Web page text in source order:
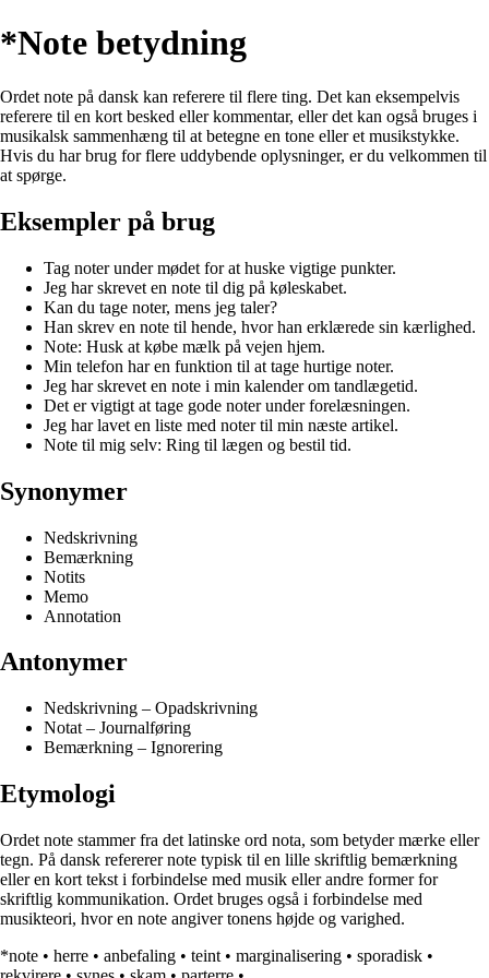
*Note betydning
Ordet note på dansk kan referere til flere ting. Det kan eksempelvis
referere til en kort besked eller kommentar, eller det kan også bruges i
musikalsk sammenhæng til at betegne en tone eller et musikstykke.
Hvis du har brug for flere uddybende oplysninger, er du velkommen til
at spørge.
Eksempler på brug
Tag noter under mødet for at huske vigtige punkter.
Jeg har skrevet en note til dig på køleskabet.
Kan du tage noter, mens jeg taler?
Han skrev en note til hende, hvor han erklærede sin kærlighed.
Note: Husk at købe mælk på vejen hjem.
Min telefon har en funktion til at tage hurtige noter.
Jeg har skrevet en note i min kalender om tandlægetid.
Det er vigtigt at tage gode noter under forelæsningen.
Jeg har lavet en liste med noter til min næste artikel.
Note til mig selv: Ring til lægen og bestil tid.
Synonymer
Nedskrivning
Bemærkning
Notits
Memo
Annotation
Antonymer
Nedskrivning – Opadskrivning
Notat – Journalføring
Bemærkning – Ignorering
Etymologi
Ordet note stammer fra det latinske ord nota, som betyder mærke eller
tegn. På dansk refererer note typisk til en lille skriftlig bemærkning
eller en kort tekst i forbindelse med musik eller andre former for
skriftlig kommunikation. Ordet bruges også i forbindelse med
musikteori, hvor en note angiver tonens højde og varighed.
*note • herre • anbefaling • teint • marginalisering • sporadisk •